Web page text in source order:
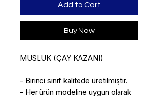
Add to Cart
Buy Now
MUSLUK (ÇAY KAZANI)
- Birinci sınıf kalitede üretilmiştir.
- Her ürün modeline uygun olarak